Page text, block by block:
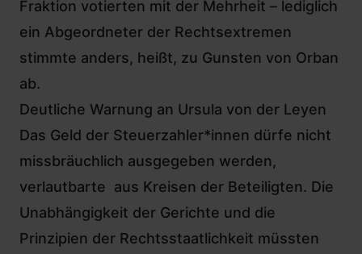
Fraktion votierten mit der Mehrheit – lediglich
ein Abgeordneter der Rechtsextremen
stimmte anders, heißt, zu Gunsten von Orban
ab.
Deutliche Warnung an Ursula von der Leyen
Das Geld der Steuerzahler*innen dürfe nicht
missbräuchlich ausgegeben werden,
verlautbarte aus Kreisen der Beteiligten. Die
Unabhängigkeit der Gerichte und die
Prinzipien der Rechtsstaatlichkeit müssten